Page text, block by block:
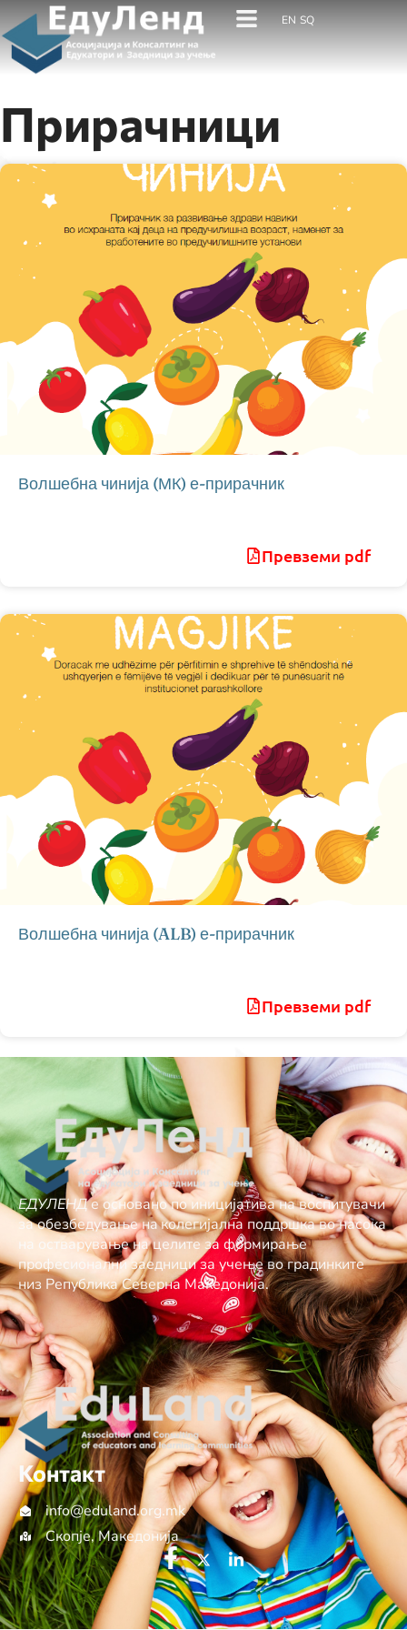
EN SQ
Прирачници
Волшебна чинија (МК) е-прирачник
Превземи pdf
Волшебна чинија (ALB) е-прирачник
Превземи pdf
ЕДУЛЕНДе основано по иницијатива на воспитувачи
за обезбедување нa колегијална поддршка во насока
на остварување на целите за формирање
професионални заедници за учење во градинките
низ Република Северна Македонија.
Контакт
info@еduland.org.mk
Скопје, Македонија